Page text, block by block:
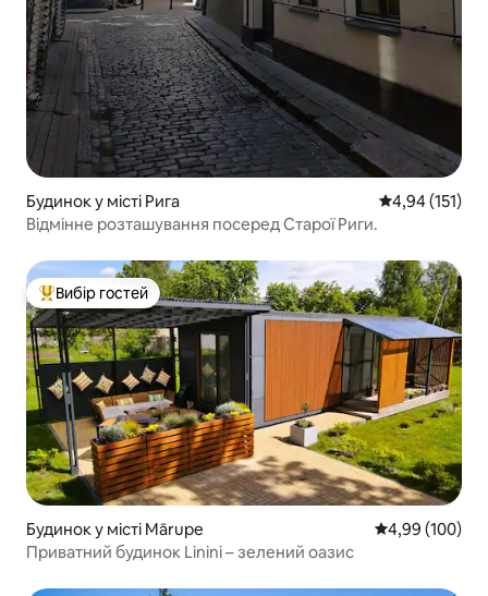
Будинок у місті Рига Середня
4,94 (151)
Відмінне розташування посеред Старої Риги.
Топ вибір гостей
Вибір гостей
Будинок у місті Mārupe Середня
4,99 (100)
Приватний будинок Linini – зелений оазис